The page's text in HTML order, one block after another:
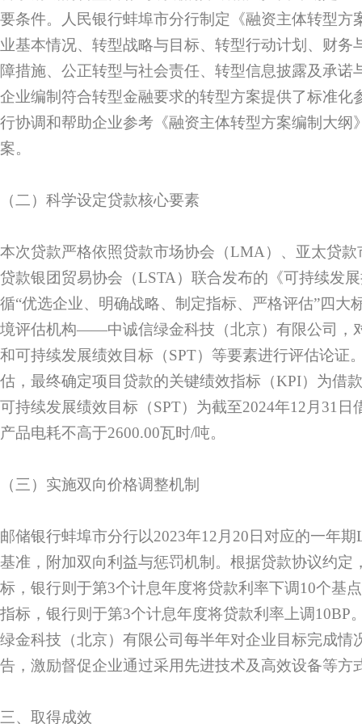
要条件。人民银行蚌埠市分行制定《融资主体转型方
业基本情况、转型战略与目标、转型行动计划、财务
障措施、公正转型与社会责任、转型信息披露及承诺
企业编制符合转型金融要求的转型方案提供了标准化
行协调和帮助企业参考《融资主体转型方案编制大纲
案。
（二）科学设定贷款核心要素
本次贷款严格依照贷款市场协会（LMA）、亚太贷
贷款银团贸易协会（LSTA）联合发布的《可持续发
循“优选企业、明确战略、制定指标、严格评估”四大
境评估机构——中诚信绿金科技（北京）有限公司，
和可持续发展绩效目标（SPT）等要素进行评估论证
估，最终确定项目贷款的关键绩效指标（KPI）为借
可持续发展绩效目标（SPT）为截至2024年12月31日
产品电耗不高于2600.00瓦时/吨。
（三）实施双向价格调整机制
邮储银行蚌埠市分行以2023年12月20日对应的一年
基准，附加双向利益与惩罚机制。根据贷款协议约定
标，银行则于第3个计息年度将贷款利率下调10个基
指标，银行则于第3个计息年度将贷款利率上调10BP
绿金科技（北京）有限公司每半年对企业目标完成情
告，激励督促企业通过采用先进技术及高效设备等方
三、取得成效